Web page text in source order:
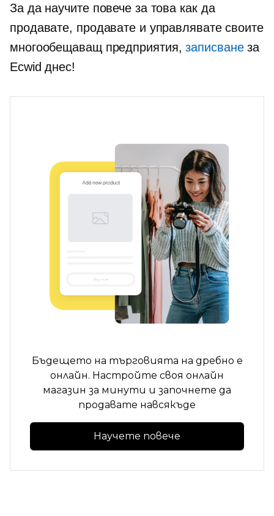
За да научите повече за това как да
продавате, продавате и управлявате своите
многообещаващпредприятия,записванеза
Ecwid днес!
Бъдещето на търговията на дребно е
онлайн. Настройте своя онлайн
магазин за минути и започнете да
продавате навсякъде
Научете повече